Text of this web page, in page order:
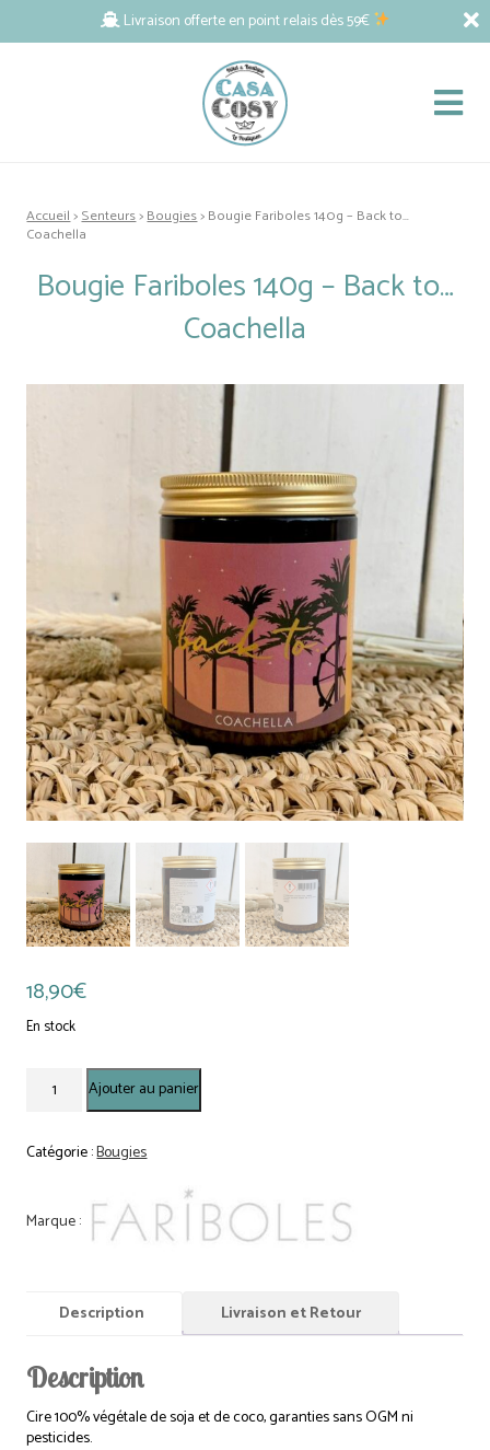
Livraison offerte en point relais dès 59€
Accueil>Senteurs>Bougies> Bougie Fariboles 140g – Back to…
Coachella
Bougie Fariboles 140g – Back to…
Coachella
18,90€
En stock
Fariboles
140g
to...
Ajouter au panier
Catégorie :Bougies
Description Livraison et Retour
Description
Cire 100% végétale de soja et de coco, garanties sans OGM ni
pesticides.